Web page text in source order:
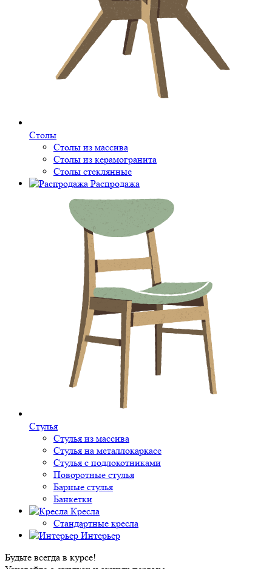
Столы
Столы из массива
Столы из керамогранита
Столы стеклянные
Распродажа
Стулья
Стулья из массива
Стулья на металлокаркасе
Стулья с подлокотниками
Поворотные стулья
Барные стулья
Банкетки
Кресла
Стандартные кресла
Интерьер
Будьте всегда в курсе!